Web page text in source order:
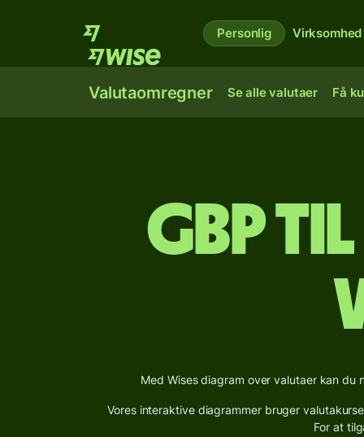
Personlig Virksomhed
Valutaomregner Se alle valutaer Få
GBP
Med Wises diagram over valutaer kan
Vores interaktive diagrammer bruger
For at